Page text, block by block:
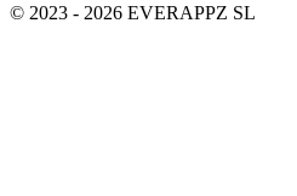
© 2023 - 2026 EVERAPPZ SL